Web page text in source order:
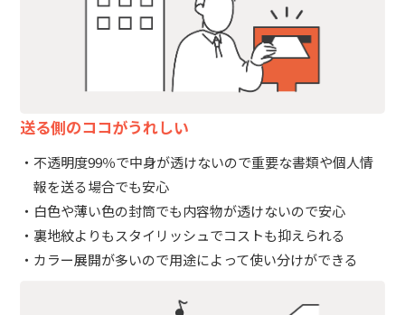
送る側のココがうれしい
不透明度99％で中身が透けないので重要な書類や個人情
報を送る場合でも安心
白色や薄い色の封筒でも内容物が透けないので安心
裏地紋よりもスタイリッシュでコストも抑えられる
カラー展開が多いので用途によって使い分けができる